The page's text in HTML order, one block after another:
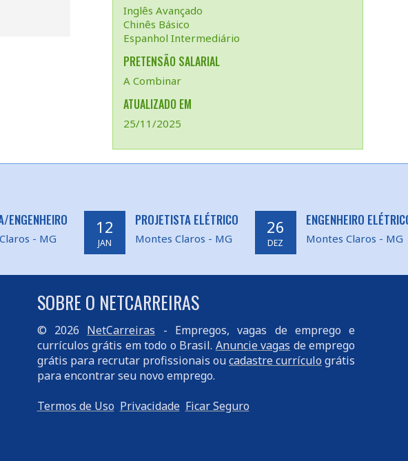
Inglês Avançado
Chinês Básico
Espanhol Intermediário
PRETENSÃO SALARIAL
A Combinar
ATUALIZADO EM
25/11/2025
ENGENHEIRO
- MG
12
JAN
PROJETISTA ELÉTRICO
Montes Claros - MG
26
DEZ
ENGENHEIRO
Montes Claros - MG
SOBRE O NETCARREIRAS
© 2026 NetCarreiras - Empregos, vagas de emprego e
currículos grátis em todo o Brasil. Anuncie vagas de emprego
grátis para recrutar profissionais oucadastre currículo grátis
para encontrar seu novo emprego.
Termos de Uso Privacidade Ficar Seguro